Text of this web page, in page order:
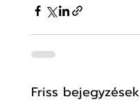
Friss bejegyzések